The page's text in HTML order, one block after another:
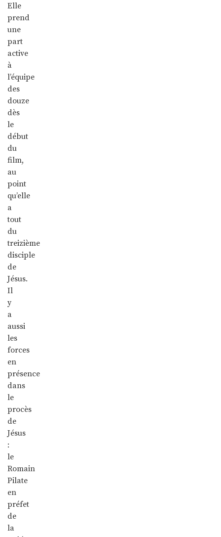
Elle
prend
une
part
active
à
l’équipe
des
douze
dès
le
début
du
film,
au
point
qu’elle
a
tout
du
treizième
disciple
de
Jésus.
Il
y
a
aussi
les
forces
en
présence
dans
le
procès
de
Jésus
:
le
Romain
Pilate
en
préfet
de
la